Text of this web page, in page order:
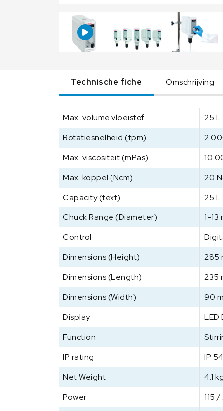
Technische fiche Omschrijving
Max. volume vloeistof
25 L
Rotatiesnelheid (tpm)
Max. viscositeit (mPas)
Max. koppel (Ncm)
20
Capacity (text)
25 L
Chuck Range (Diameter)
1-13
Control
Dimensions (Height)
285
Dimensions (Length)
235
Dimensions (Width)
90
Display
LED
Function
IP rating
IP 54
Net Weight
4.1 kg
Power
115